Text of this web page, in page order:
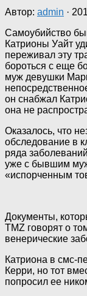
Автор: admin ·
Самоубийство
Катрионы Уайт
переживал эту
бороться с еще
муж девушки
он снабжал
она не
Оказалось, что
обследование в
ряда
уже с бывшим
«испорченным
Документы,
TMZ говорят о
венерические
Катриона в смс-
Керри, но тот
попросил ее